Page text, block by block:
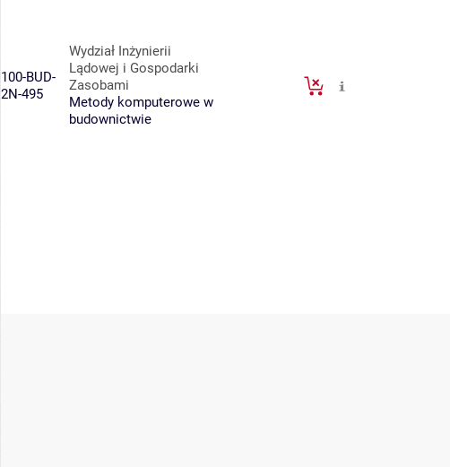
100-BUD-
2N-495
Wydział Inżynierii
Lądowej i Gospodarki
Zasobami
Metody komputerowe w
budownictwie